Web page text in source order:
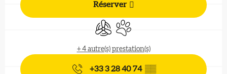
Réserver
Air conditionné
Animaux acceptés
+ 4 autre(s) prestation(s)
+33 3 28 40 74 ▒▒